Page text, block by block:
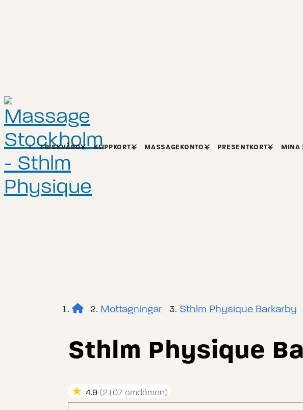
FRISKVÅRD KLIPPKORT MASSAGEKONTO PRESENTKORT MINA
→ Mottagningar → Sthlm Physique Barkarby
Sthlm Physique
★ 4.9 (2107 omdömen)